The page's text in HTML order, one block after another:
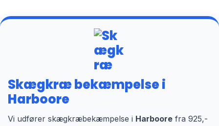
Skægkræ bekæmpelse i
Harboore
Vi udfører skægkræbekæmpelse i Harboore fra 925,-